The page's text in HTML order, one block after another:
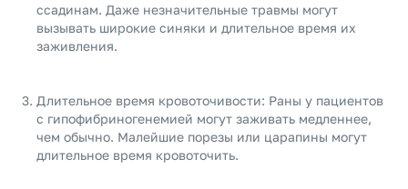
ссадинам. Даже незначительные травмы могут
вызывать широкие синяки и длительное время их
заживления.
Длительное время кровоточивости: Раны у пациентов
с гипофибриногенемией могут заживать медленнее,
чем обычно. Малейшие порезы или царапины могут
длительное время кровоточить.